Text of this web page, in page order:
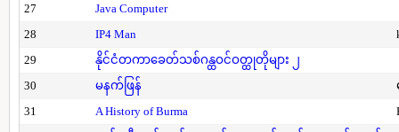
27
Java Computer
28
IP4 Man
29
နိုင်ငံတကာခေတ်သစ်ဂန္ထဝင်ဝတ္ထုတိုများ ၂
30
မနက်ဖြန်
31
A History of Burma